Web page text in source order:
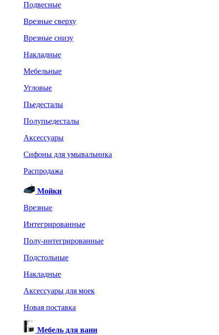
Подвесные
Врезные сверху
Врезные снизу
Накладные
Мебельные
Угловые
Пьедесталы
Полупьедесталы
Аксессуары
Сифоны для умывальника
Распродажа
Мойки
Врезные
Интегрированные
Полу-интегрированные
Подстольные
Накладные
Аксессуары для моек
Новая поставка
Мебель для ванн